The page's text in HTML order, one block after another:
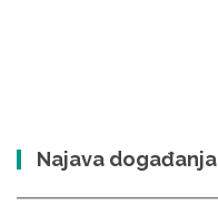
Najava događanja